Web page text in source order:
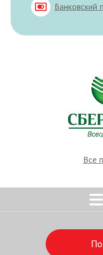
Банковский
Все